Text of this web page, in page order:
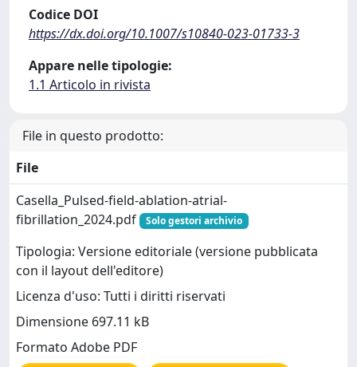
Codice DOI
https://dx.doi.org/10.1007/s10840-023-01733-3
Appare nelle tipologie:
1.1 Articolo in rivista
File in questo prodotto:
File
Casella_Pulsed-field-ablation-atrial-
fibrillation_2024.pdf
Solo gestori archivio
Tipologia: Versione editoriale (versione pubblicata
con il layout dell'editore)
Licenza d'uso: Tutti i diritti riservati
Dimensione 697.11 kB
Formato Adobe PDF